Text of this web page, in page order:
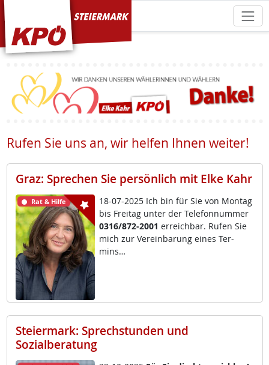
KPÖ Steiermark
Rufen Sie uns an, wir helfen Ihnen weiter!
Graz: Sprechen Sie persönlich mit Elke Kahr
Rat & Hilfe
18-07-2025 Ich bin für Sie von Mon­tag
bis Frei­tag un­ter der Te­le­fon­num­mer
0316/872-2001 er­reich­bar. Ru­fen Sie
mich zur Ve­r­ein­ba­rung ei­nes Ter­
mins…
Steiermark: Sprechstunden und
Sozialberatung